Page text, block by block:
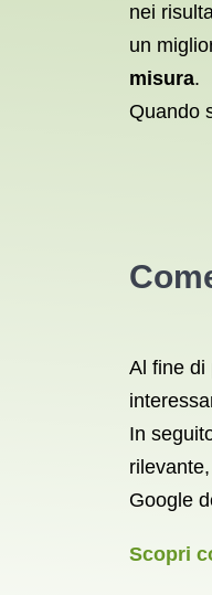
nei
un
misura.
Quando
Al fine di
In
Google
Scopri